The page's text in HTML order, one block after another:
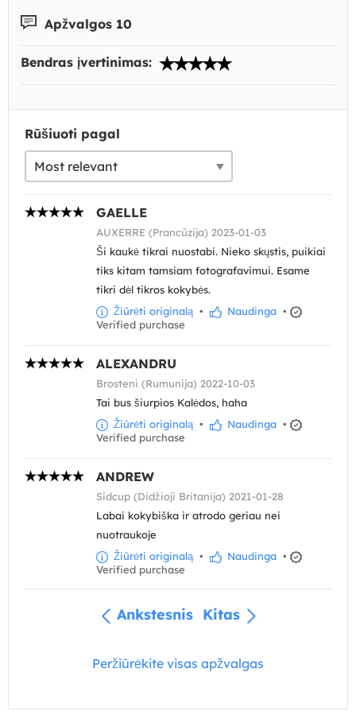
Apžvalgos 10
Bendras įvertinimas:
Rūšiuoti pagal
GAELLE
AUXERRE (Prancūzija) 2023-01-03
Ši kaukė tikrai nuostabi. Nieko skųstis, puikiai
tiks kitam tamsiam fotografavimui. Esame
tikri dėl tikros kokybės.
Žiūrėti originalą • Naudinga •
Verified purchase
ALEXANDRU
Brosteni (Rumunija) 2022-10-03
Tai bus šiurpios Kalėdos, haha
Žiūrėti originalą • Naudinga •
Verified purchase
ANDREW
Sidcup (Didžioji Britanija) 2021-01-28
Labai kokybiška ir atrodo geriau nei
nuotraukoje
Žiūrėti originalą • Naudinga •
Verified purchase
Ankstesnis Kitas
Peržiūrėkite visas apžvalgas